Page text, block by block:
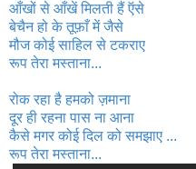
आँखों से आँखें मिलती हैं ऍसे
बेचैन हो के तूफ़ाँ में जैसे
मौज कोई साहिल से टकराए
रूप तेरा मस्ताना...
रोक रहा है हमको ज़माना
दूर ही रहना पास ना आना
कैसे मगर कोई दिल को समझाए ...
रूप तेरा मस्ताना...